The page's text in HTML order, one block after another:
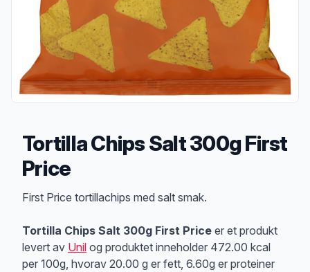
Tortilla Chips Salt 300g First
Price
Produktbeskrivelse
First Price tortillachips med salt smak.
Tortilla Chips Salt 300g First Price er et produkt
levert av Unil og produktet inneholder 472.00 kcal
per 100g, hvorav 20.00 g er fett, 6.60g er proteiner